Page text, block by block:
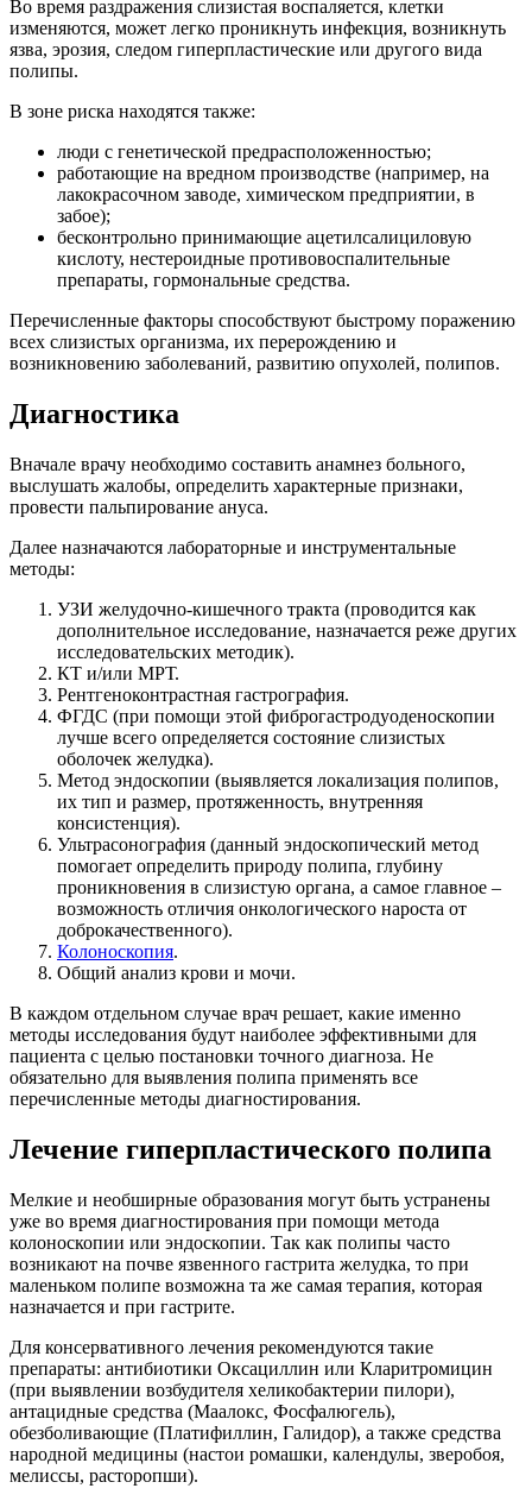
Во время раздражения слизистая воспаляется, клетки
изменяются, может легко проникнуть инфекция, возникнуть
язва, эрозия, следом гиперпластические или другого вида
полипы.
В зоне риска находятся также:
люди с генетической предрасположенностью;
работающие на вредном производстве (например, на
лакокрасочном заводе, химическом предприятии, в
забое);
бесконтрольно принимающие ацетилсалициловую
кислоту, нестероидные противовоспалительные
препараты, гормональные средства.
Перечисленные факторы способствуют быстрому поражению
всех слизистых организма, их перерождению и
возникновению заболеваний, развитию опухолей, полипов.
Диагностика
Вначале врачу необходимо составить анамнез больного,
выслушать жалобы, определить характерные признаки,
провести пальпирование ануса.
Далее назначаются лабораторные и инструментальные
методы:
УЗИ желудочно-кишечного тракта (проводится как
дополнительное исследование, назначается реже других
исследовательских методик).
КТ и/или МРТ.
Рентгеноконтрастная гастрография.
ФГДС (при помощи этой фиброгастродуоденоскопии
лучше всего определяется состояние слизистых
оболочек желудка).
Метод эндоскопии (выявляется локализация полипов,
их тип и размер, протяженность, внутренняя
консистенция).
Ультрасонография (данный эндоскопический метод
помогает определить природу полипа, глубину
проникновения в слизистую органа, а самое главное –
возможность отличия онкологического нароста от
доброкачественного).
Колоноскопия.
Общий анализ крови и мочи.
В каждом отдельном случае врач решает, какие именно
методы исследования будут наиболее эффективными для
пациента с целью постановки точного диагноза. Не
обязательно для выявления полипа применять все
перечисленные методы диагностирования.
Лечение гиперпластического полипа
Мелкие и необширные образования могут быть устранены
уже во время диагностирования при помощи метода
колоноскопии или эндоскопии. Так как полипы часто
возникают на почве язвенного гастрита желудка, то при
маленьком полипе возможна та же самая терапия, которая
назначается и при гастрите.
Для консервативного лечения рекомендуются такие
препараты: антибиотики Оксациллин или Кларитромицин
(при выявлении возбудителя хеликобактерии пилори),
антацидные средства (Маалокс, Фосфалюгель),
обезболивающие (Платифиллин, Галидор), а также средства
народной медицины (настои ромашки, календулы, зверобоя,
мелиссы, расторопши).